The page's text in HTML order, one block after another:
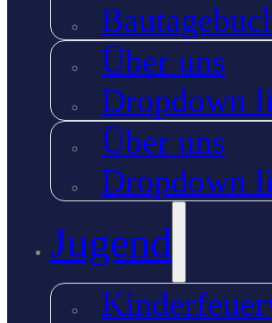
Über uns
Dropdown
Über uns
Dropdown
Jugend